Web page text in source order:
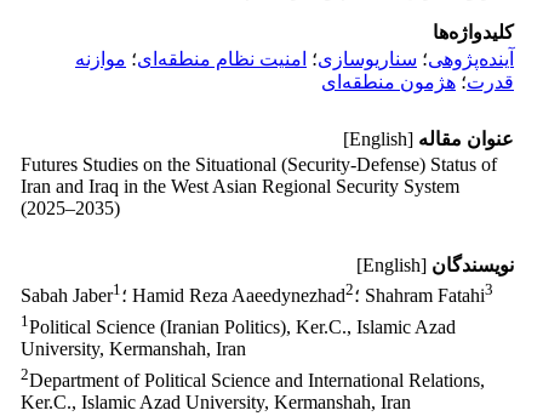
کلیدواژه‌ها
آینده‌پژوهی؛ سناریوسازی؛ امنیت نظام منطقه‌ای؛ موازنه
قدرت؛ هژمون منطقه‌ای
عنوان مقاله [English]
Futures Studies on the Situational (Security-Defense) Status of
Iran and Iraq in the West Asian Regional Security System
(2025–2035)
نویسندگان [English]
Sabah Jaber1 ؛ Hamid Reza Aaeedynezhad2 ؛ Shahram Fatahi3
1 Political Science (Iranian Politics), Ker.C., Islamic Azad
University, Kermanshah, Iran
2Department of Political Science and International Relations,
Ker.C., Islamic Azad University, Kermanshah, Iran